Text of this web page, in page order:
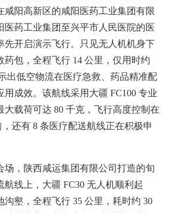
咸阳高新区的咸阳医药工业集团有限
医药工业集团至兴平市人民医院的医
先开启演示飞行。只见无人机机身下
药包，全程飞行 14 公里，仅用时约
出低空物流在医疗急救、药品精准配
用成效。该航线采用大疆 FC100 专业
大载荷可达 80 千克，飞行高度控制在
，还有 8 条医疗配送航线正在积极申
，陕西咸运集团有限公司打造的旬
航线上，大疆 FC30 无人机顺利起
沟壑，全程飞行 35 公里，耗时约 30